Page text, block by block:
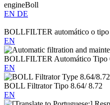
engineBoll
EN DE
BOLLFILTER automático o tipo
EN
BOLLFILTER Automático Tipo
EN
BOLL Filtrator Tipo 8.64/ 8.72
EN